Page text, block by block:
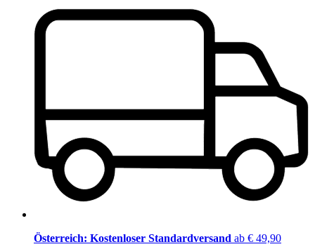
Österreich: Kostenloser Standardversand ab € 49,90